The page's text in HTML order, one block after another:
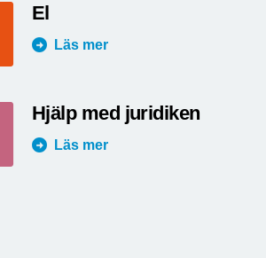
El
Läs mer
Hjälp med juridiken
Läs mer